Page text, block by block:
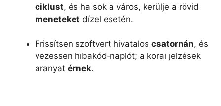
ciklust, és ha sok a város, kerülje a rövid
meneteket dízel esetén.
Frissítsen szoftvert hivatalos csatornán, és
vezessen hibakód‑naplót; a korai jelzések
aranyat érnek.